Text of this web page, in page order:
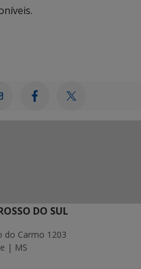
DO SUL
do Carmo 1203
| MS